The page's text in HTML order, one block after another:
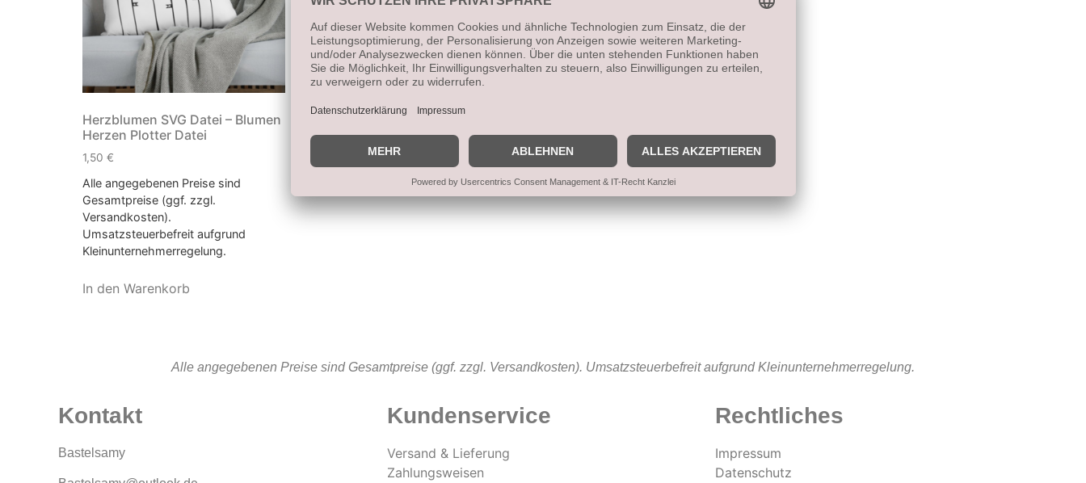
Herzblumen SVG Datei – Blumen
Herzen Plotter Datei
1,50 €
Alle angegebenen Preise sind
Gesamtpreise (ggf. zzgl.
Versandkosten).
Umsatzsteuerbefreit aufgrund
Kleinunternehmerregelung.
In den Warenkorb
Alle angegebenen Preise sind Gesamtpreise (ggf. zzgl. Versandkosten). Umsatzsteuerbefreit aufgrund Kleinunternehmerregelung.
Kontakt Kundenservice Rechtliches
Bastelsamy
Versand & Lieferung
Zahlungsweisen
Impressum
Datenschutz